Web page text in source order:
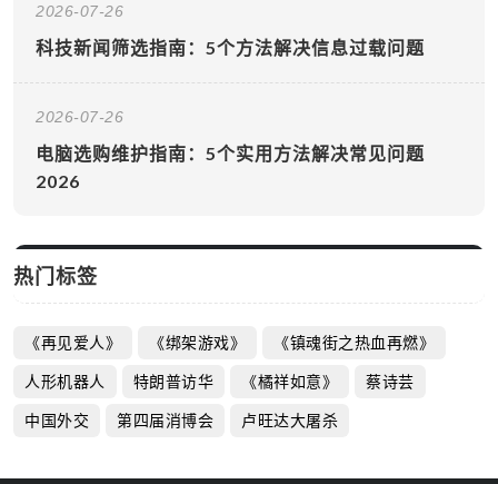
2026-07-26
科技新闻筛选指南：5个方法解决信息过载问题
2026-07-26
电脑选购维护指南：5个实用方法解决常见问题
2026
热门标签
《再见爱人》 《绑架游戏》 《镇魂街之热血再燃》
人形机器人 特朗普访华 《橘祥如意》 蔡诗芸
中国外交 第四届消博会 卢旺达大屠杀